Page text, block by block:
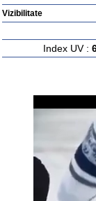
Vizibilitate
Index UV :